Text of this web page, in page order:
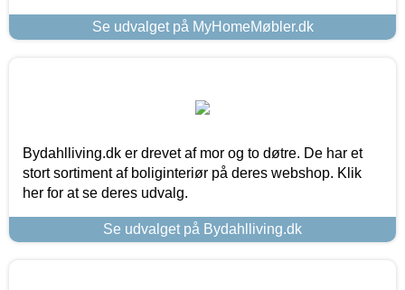
Se udvalget på MyHomeMøbler.dk
Bydahlliving.dk er drevet af mor og to døtre. De har et
stort sortiment af boliginteriør på deres webshop. Klik
her for at se deres udvalg.
Se udvalget på Bydahlliving.dk